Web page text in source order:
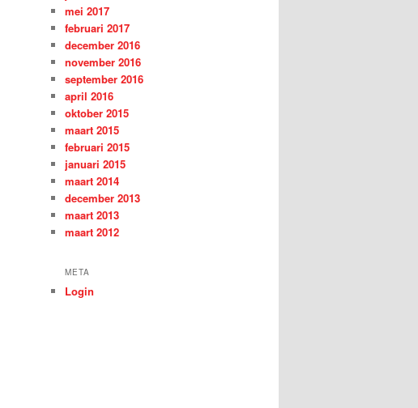
mei 2017
februari 2017
december 2016
november 2016
september 2016
april 2016
oktober 2015
maart 2015
februari 2015
januari 2015
maart 2014
december 2013
maart 2013
maart 2012
META
Login